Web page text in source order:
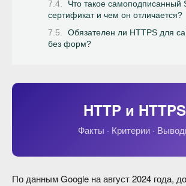
Что такое самоподписанный
сертификат и чем он отличается?
Обязателен ли HTTPS для
без форм?
HTTP и HTTPS
Факты · Критерии ·
По данным Google на август 2024 года,